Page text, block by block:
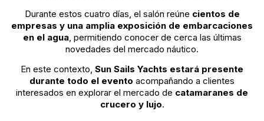
Durante estos cuatro días, el salón reúne cientos de
empresas y una amplia exposición de embarcaciones
en el agua, permitiendo conocer de cerca las últimas
novedades del mercado náutico.
En este contexto, Sun Sails Yachts estará presente
durante todo el evento acompañando a clientes
interesados en explorar el mercado de catamaranes de
crucero y lujo.